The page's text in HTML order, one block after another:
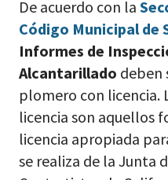
De acuerdo con la
Código Municipal de
Informes de
Alcantarillado deben
plomero con licencia.
licencia son aquellos
licencia apropiada
se realiza de la Junta